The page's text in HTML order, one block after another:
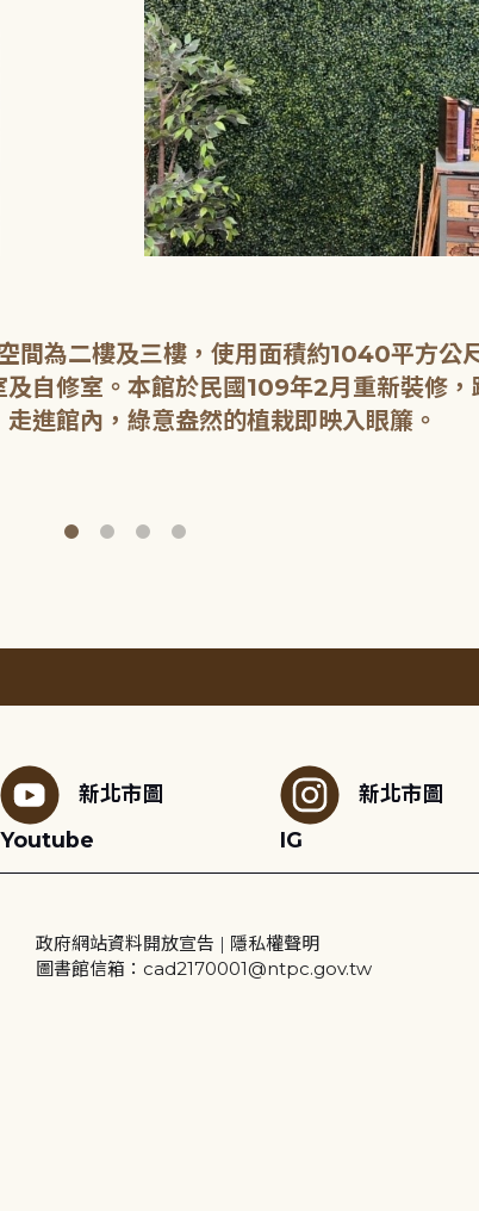
間為二樓及三樓，使用面積約1040平方公
自修室。本館於民國109年2月重新裝修
進館內，綠意盎然的植栽即映入眼簾。
新北市圖
Youtube
新北市圖
IG
政府網站資料開放宣告 | 隱私權聲明
圖書館信箱：cad2170001@ntpc.gov.tw